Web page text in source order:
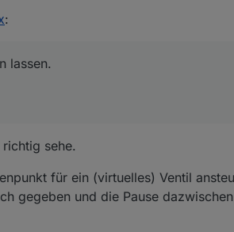
zeitlich steuern.
:
lassen.
sehe.
für ein (virtuelles) Ventil
gegeben und die Pause